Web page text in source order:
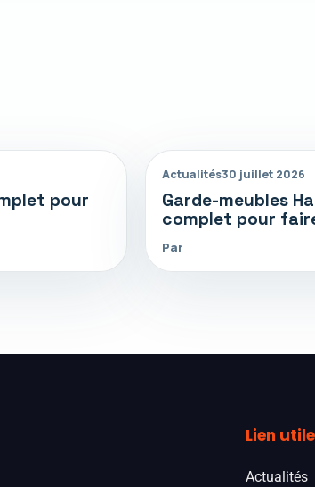
pour
Actualités30 juillet 2026
Garde-meubles
complet pour
Par
Lien
Actualités